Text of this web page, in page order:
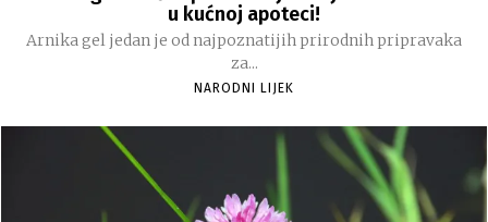
u kućnoj apoteci!
Arnika gel jedan je od najpoznatijih prirodnih pripravaka
za...
NARODNI LIJEK